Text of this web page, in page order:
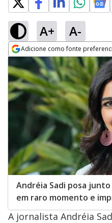
A+ A-
Adicione como fonte
Opens in new window
Andréia Sadi posa
em raro momento e
A jornalista Andréia